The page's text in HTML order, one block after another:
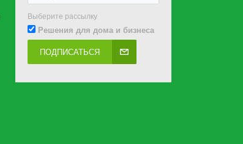
Выберите рассылку
Решения для дома и бизнеса
ПОДПИСАТЬСЯ